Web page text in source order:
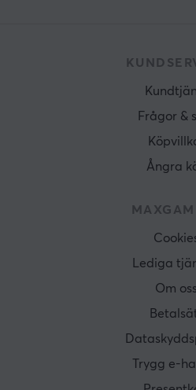
Frågor &
Ångra
Lediga
Om oss
Trygg e-